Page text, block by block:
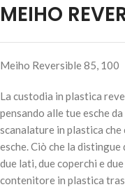
MEIHO
Meiho Reversible 85, 100
La custodia in plastica
pensando alle tue esche
scanalature in plastica
esche. Ciò che la
due lati, due coperchi e
contenitore in plastica